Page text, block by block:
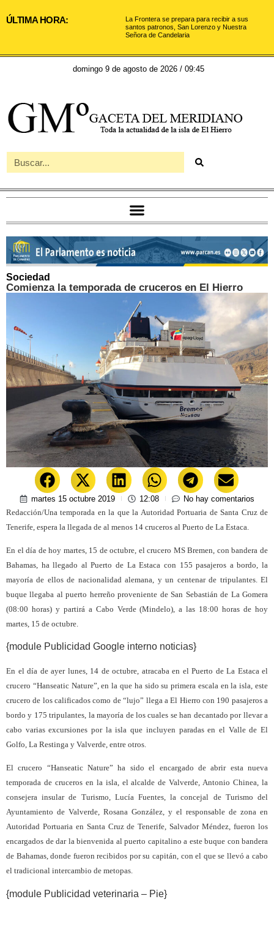
ÚLTIMA HORA:
La Frontera se prepara para recibir a sus
santos patronos, San Lorenzo y Nuestra
Señora de Candelaria
domingo 9 de agosto de 2026 / 09:45
Sociedad
Comienza la temporada de cruceros en El Hierro
martes 15 octubre 2019 12:08
No hay comentarios
Redacción/Una temporada en la que la Autoridad Portuaria de Santa Cruz de
Tenerife, espera la llegada de al menos 14 cruceros al Puerto de La Estaca.
En el día de hoy martes, 15 de octubre, el crucero MS Bremen, con bandera de
Bahamas, ha llegado al Puerto de La Estaca con 155 pasajeros a bordo, la
mayoría de ellos de nacionalidad alemana, y un centenar de tripulantes. El
buque llegaba al puerto herreño proveniente de San Sebastián de La Gomera
(08:00 horas) y partirá a Cabo Verde (Mindelo), a las 18:00 horas de hoy
martes, 15 de octubre.
{module Publicidad Google interno noticias}
En el día de ayer lunes, 14 de octubre, atracaba en el Puerto de La Estaca el
crucero “Hanseatic Nature”, en la que ha sido su primera escala en la isla, este
crucero de los calificados como de “lujo” llega a El Hierro con 190 pasajeros a
bordo y 175 tripulantes, la mayoría de los cuales se han decantado por llevar a
cabo varias excursiones por la isla que incluyen paradas en el Valle de El
Golfo, La Restinga y Valverde, entre otros.
El crucero “Hanseatic Nature” ha sido el encargado de abrir esta nueva
temporada de cruceros en la isla, el alcalde de Valverde, Antonio Chinea, la
consejera insular de Turismo, Lucía Fuentes, la concejal de Turismo del
Ayuntamiento de Valverde, Rosana González, y el responsable de zona en
Autoridad Portuaria en Santa Cruz de Tenerife, Salvador Méndez, fueron los
encargados de dar la bienvenida al puerto capitalino a este buque con bandera
de Bahamas, donde fueron recibidos por su capitán, con el que se llevó a cabo
el tradicional intercambio de metopas.
{module Publicidad veterinaria – Pie}